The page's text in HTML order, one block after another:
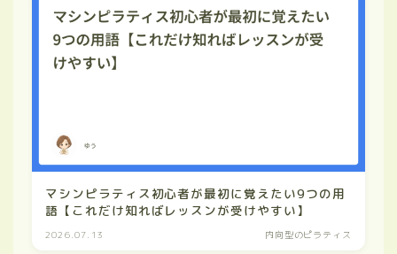
マシンピラティス初心者が最初に覚えたい9つの用
語【これだけ知ればレッスンが受けやすい】
2026.07.13 内向型のピラティス